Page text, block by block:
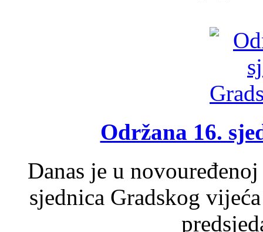
Održana 16.
Danas je u
sjednica Gradskog